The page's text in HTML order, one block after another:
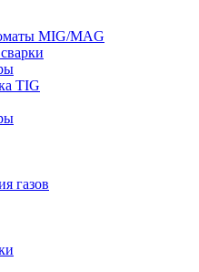
MIG/MAG
TIG
газов